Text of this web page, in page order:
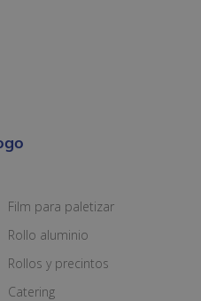
Film para paletizar
Rollo aluminio
Rollos y precintos
Catering